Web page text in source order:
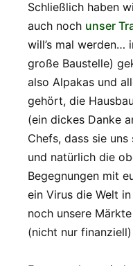
Schließlich haben
auch noch unser
will’s mal werden…
große Baustelle)
also Alpakas und
gehört, die
(ein dickes Danke
Chefs, dass sie
und natürlich die
Begegnungen mit
ein Virus die Welt
noch unsere
(nicht nur